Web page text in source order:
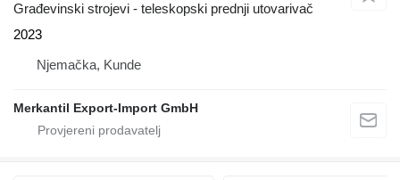
Građevinski strojevi - teleskopski prednji utovarivač
2023
Njemačka, Kunde
Merkantil Export-Import GmbH